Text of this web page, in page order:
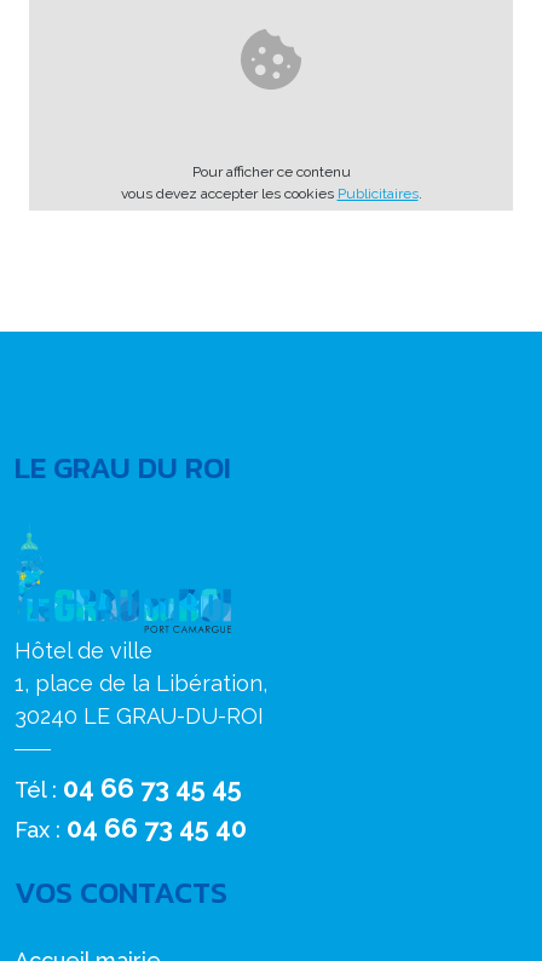
Pour afficher ce contenu
vous devez accepter les cookies Publicitaires.
LE GRAU DU ROI
Hôtel de ville
1, place de la Libération,
30240 LE GRAU-DU-ROI
Tél : 04 66 73 45 45
Fax : 04 66 73 45 40
VOS CONTACTS